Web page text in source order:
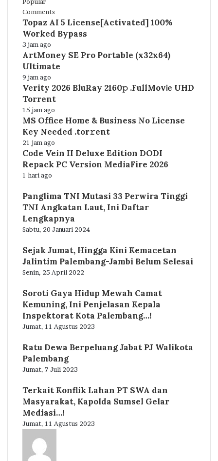
Comments
Topaz AI 5 License[Activated] 100%
Worked Bypass
3 jam ago
ArtMoney SE Pro Portable (x32x64)
Ultimate
9 jam ago
Verity 2026 BluRay 2160𝚙 .FullMov𝗂e UHD
Torrent
15 jam ago
MS Office Home & Business No License
Key Needed .tоr𝚛еnt
21 jam ago
Code Vein II Deluxe Edition DODI
Repack PC Version MediaFire 2026
1 hari ago
Panglima TNI Mutasi 33 Perwira Tinggi
TNI Angkatan Laut, Ini Daftar
Lengkapnya
Sabtu, 20 Januari 2024
Sejak Jumat, Hingga Kini Kemacetan
Jalintim Palembang-Jambi Belum Selesai
Senin, 25 April 2022
Soroti Gaya Hidup Mewah Camat
Kemuning, Ini Penjelasan Kepala
Inspektorat Kota Palembang…!
Jumat, 11 Agustus 2023
Ratu Dewa Berpeluang Jabat PJ Walikota
Palembang
Jumat, 7 Juli 2023
Terkait Konflik Lahan PT SWA dan
Masyarakat, Kapolda Sumsel Gelar
Mediasi…!
Jumat, 11 Agustus 2023